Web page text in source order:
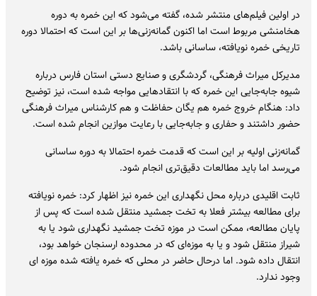
در اولین فیلم‌های منتشر شده، گفته می‌شود که این خمره به دوره
هخامنشی مربوط است اما اکنون گمانه‌زنی‌ها بر این است که احتمالا دوره
تاریخی خمره نویافته، ساسانی باشد.
مدیرکل میراث فرهنگی، گردشگری و صنایع دستی استان فارس درباره
شیوه جابه‌جایی این خمره که با انتقادهایی مواجه شده است، نیز توضیح
داد: هنگام خروج خمره هم یگان حفاظت و هم کارشناس میراث فرهنگی
حضور داشتند و حفاری و جابه‌جایی با رعایت موازین انجام شده است.
گمانه‌زنی اولیه بر این است که قدمت خمره احتمالا به دوره ساسانی
می‌رسد اما باید مطالعات دقیق‌تری انجام شود.
ثابت اقلیدی درباره محل نگهداری این خمره نیز اظهار کرد: خمره نویافته
برای مطالعه بیشتر فعلا به تخت جمشید منتقل شده است که پس از
پایان مطالعه، ممکن است در موزه تخت جمشید نگهداری شود یا به
شیراز منتقل شود و یا به موزه‌ای که در محدوده ارسنجان خواهد بود، ‌
انتقال داده شود. اما درحال حاضر در محلی که خمره یافته شده موزه ای
وجود ندارد.